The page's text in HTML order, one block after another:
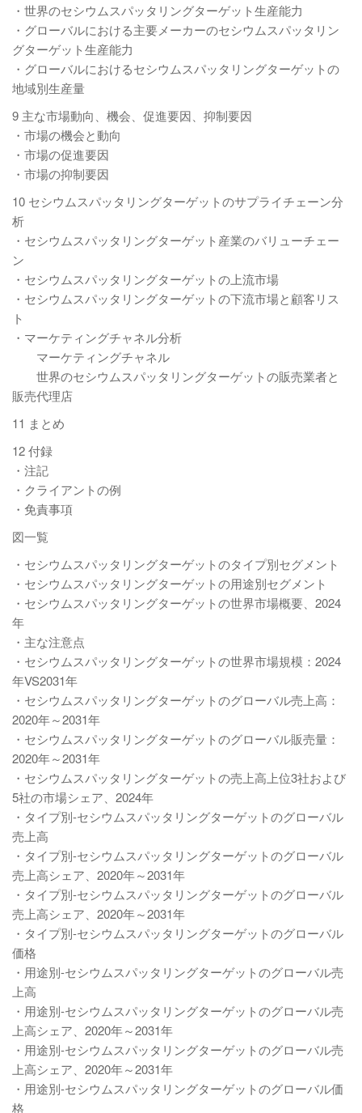
・世界のセシウムスパッタリングターゲット生産能力
・グローバルにおける主要メーカーのセシウムスパッタリン
グターゲット生産能力
・グローバルにおけるセシウムスパッタリングターゲットの
地域別生産量
9 主な市場動向、機会、促進要因、抑制要因
・市場の機会と動向
・市場の促進要因
・市場の抑制要因
10 セシウムスパッタリングターゲットのサプライチェーン分
析
・セシウムスパッタリングターゲット産業のバリューチェー
ン
・セシウムスパッタリングターゲットの上流市場
・セシウムスパッタリングターゲットの下流市場と顧客リス
ト
・マーケティングチャネル分析
マーケティングチャネル
世界のセシウムスパッタリングターゲットの販売業者と
販売代理店
11 まとめ
12 付録
・注記
・クライアントの例
・免責事項
図一覧
・セシウムスパッタリングターゲットのタイプ別セグメント
・セシウムスパッタリングターゲットの用途別セグメント
・セシウムスパッタリングターゲットの世界市場概要、2024
年
・主な注意点
・セシウムスパッタリングターゲットの世界市場規模：2024
年VS2031年
・セシウムスパッタリングターゲットのグローバル売上高：
2020年～2031年
・セシウムスパッタリングターゲットのグローバル販売量：
2020年～2031年
・セシウムスパッタリングターゲットの売上高上位3社および
5社の市場シェア、2024年
・タイプ別-セシウムスパッタリングターゲットのグローバル
売上高
・タイプ別-セシウムスパッタリングターゲットのグローバル
売上高シェア、2020年～2031年
・タイプ別-セシウムスパッタリングターゲットのグローバル
売上高シェア、2020年～2031年
・タイプ別-セシウムスパッタリングターゲットのグローバル
価格
・用途別-セシウムスパッタリングターゲットのグローバル売
上高
・用途別-セシウムスパッタリングターゲットのグローバル売
上高シェア、2020年～2031年
・用途別-セシウムスパッタリングターゲットのグローバル売
上高シェア、2020年～2031年
・用途別-セシウムスパッタリングターゲットのグローバル価
格